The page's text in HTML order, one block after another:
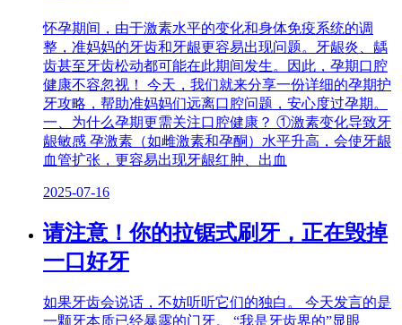
怀孕期间，由于激素水平的变化和身体免疫系统的调
整，准妈妈的牙齿和牙龈更容易出现问题。牙龈炎、龋
齿甚至牙齿松动都可能在此期间发生。因此，孕期口腔
健康不容忽视！ 今天，我们就来分享一份详细的孕期护
牙攻略，帮助准妈妈们远离口腔问题，安心度过孕期。
一、为什么孕期更需关注口腔健康？ ①激素变化导致牙
龈敏感 孕激素（如雌激素和孕酮）水平升高，会使牙龈
血管扩张，更容易出现牙龈红肿、出血
2025-07-16
请注意！你的拉锯式刷牙，正在毁掉
一口好牙
如果牙齿会说话，不妨听听它们的独白。 今天发言的是
一颗牙本质已经暴露的门牙。 “我是牙齿界的”显眼